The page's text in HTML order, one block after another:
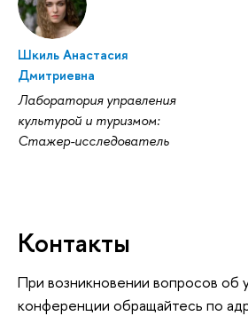
Шкиль Анастасия
Дмитриевна
Лаборатория управления
культурой и туризмом:
Стажер-исследователь
Контакты
При возникновении вопросов об
конференции обращайтесь по